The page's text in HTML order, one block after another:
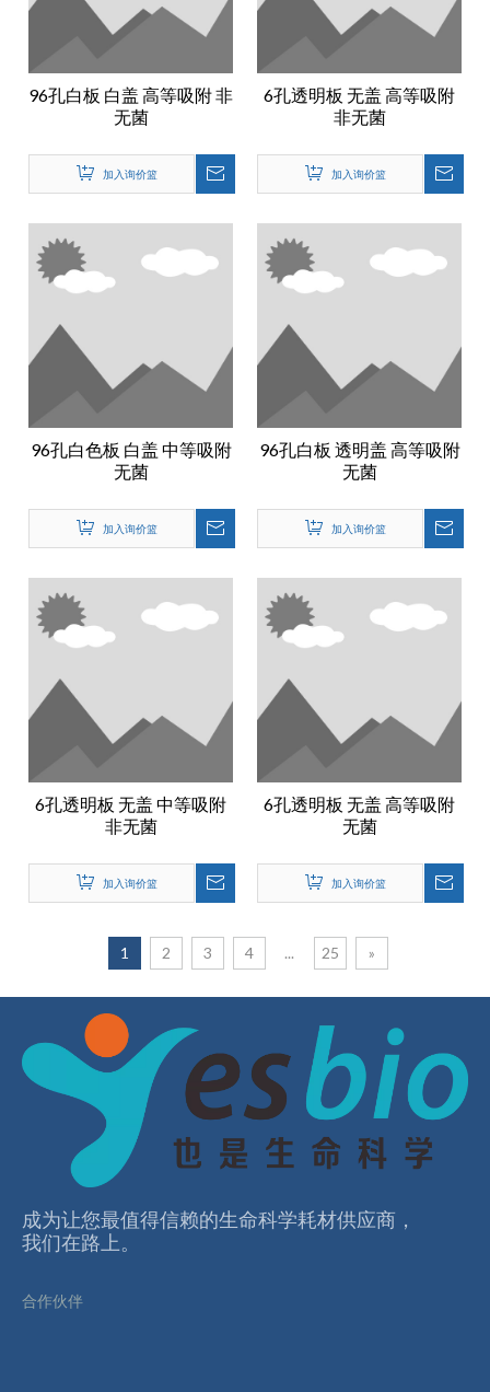
96孔白板 白盖 高等吸附 非
无菌
加入询价篮
6孔透明板 无盖 高等吸附
非无菌
加入询价篮
96孔白色板 白盖 中等吸附
无菌
加入询价篮
96孔白板 透明盖 高等吸附
无菌
加入询价篮
6孔透明板 无盖 中等吸附
非无菌
加入询价篮
6孔透明板 无盖 高等吸附
无菌
加入询价篮
1 2 3 4 ... 25 »
成为让您最值得信赖的⽣命科学耗材供应商，
我们在路上。
合作伙伴